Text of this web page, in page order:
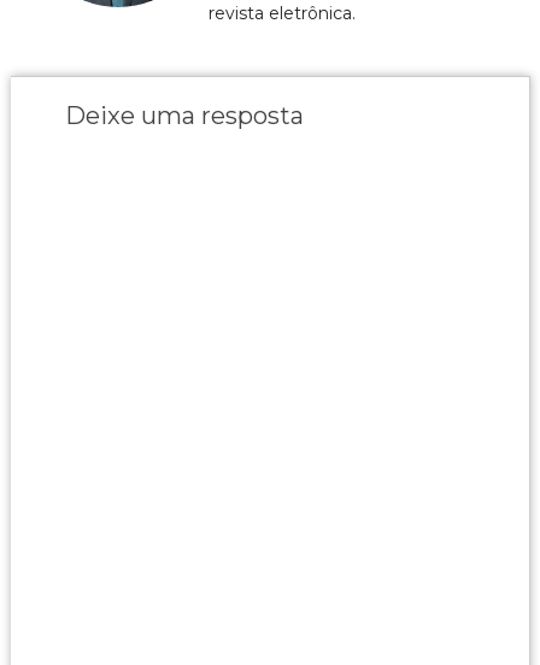
revista eletrônica.
Deixe uma resposta